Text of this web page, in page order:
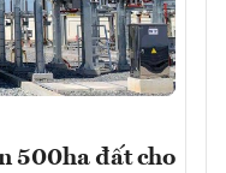
500ha đất cho